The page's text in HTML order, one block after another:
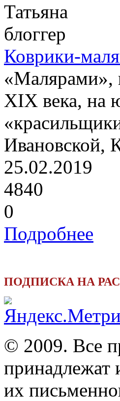
Татьяна
блоггер
Коврики-
«Малярами»,
XIX века, на
Ивановской,
25.02.2019
4840
0
Подробнее
ПОДПИСКА НА
© 2009. Все
принадлежат
их